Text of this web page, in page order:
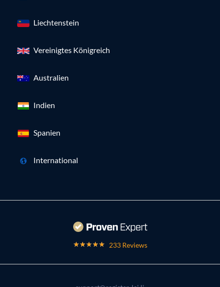
Liechtenstein
Vereinigtes Königreich
Australien
Indien
Spanien
International
233 Reviews